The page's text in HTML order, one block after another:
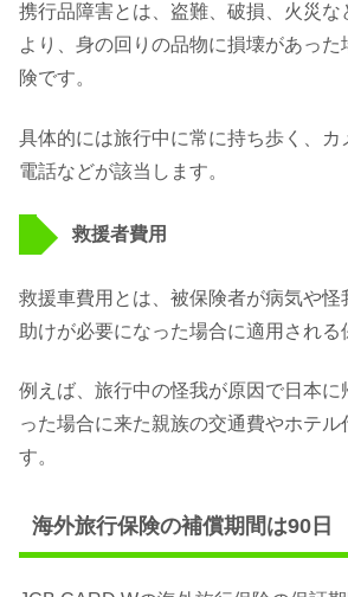
携行品障害とは、盗難、破損、火災な
より、身の回りの品物に損壊があっ
険です。
具体的には旅行中に常に持ち歩く、カ
電話などが該当します。
救援者費用
救援車費用とは、被保険者が病気や怪
助けが必要になった場合に適用される
例えば、旅行中の怪我が原因で日本に
った場合に来た親族の交通費やホテル
す。
海外旅行保険の補償期間は90日